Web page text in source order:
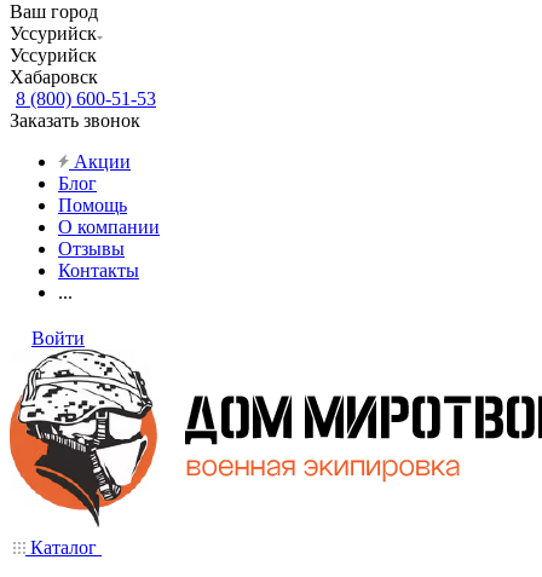
Ваш город
Уссурийск
Уссурийск
Хабаровск
8 (800) 600-51-53
Заказать звонок
Акции
Блог
Помощь
О компании
Отзывы
Контакты
...
Войти
Каталог